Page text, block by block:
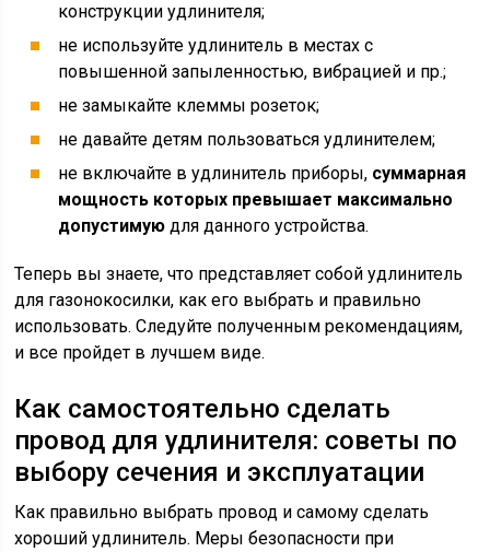
конструкции удлинителя;
не используйте удлинитель в местах с
повышенной запыленностью, вибрацией и пр.;
не замыкайте клеммы розеток;
не давайте детям пользоваться удлинителем;
не включайте в удлинитель приборы, суммарная
мощность которых превышает максимально
допустимую для данного устройства.
Теперь вы знаете, что представляет собой удлинитель
для газонокосилки, как его выбрать и правильно
использовать. Следуйте полученным рекомендациям,
и все пройдет в лучшем виде.
Как самостоятельно сделать
провод для удлинителя: советы по
выбору сечения и эксплуатации
Как правильно выбрать провод и самому сделать
хороший удлинитель. Меры безопасности при